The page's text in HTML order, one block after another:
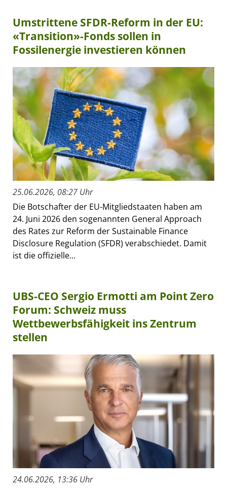
Umstrittene SFDR-Reform in der EU:
«Transition»-Fonds sollen in
Fossilenergie investieren können
25.06.2026, 08:27 Uhr
Die Botschafter der EU-Mitgliedstaaten haben am
24. Juni 2026 den sogenannten General Approach
des Rates zur Reform der Sustainable Finance
Disclosure Regulation (SFDR) verabschiedet. Damit
ist die offizielle...
UBS-CEO Sergio Ermotti am Point Zero
Forum: Schweiz muss
Wettbewerbsfähigkeit ins Zentrum
stellen
24.06.2026, 13:36 Uhr